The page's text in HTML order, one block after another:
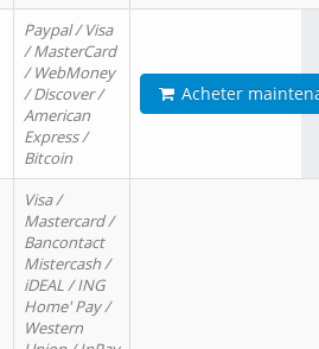
Paypal / Visa
/ MasterCard
/ WebMoney
/ Discover /
American
Express /
Bitcoin
Acheter
Visa /
Mastercard /
Bancontact
Mistercash /
iDEAL / ING
Home' Pay /
Western